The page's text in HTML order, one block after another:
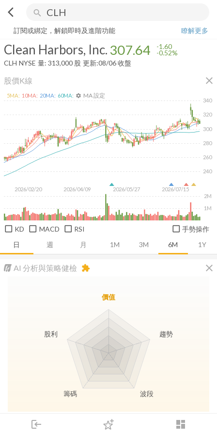
arrow_back_ios search
login dashboard
下單
Clean Harbors, Inc. 307.64
訂閱或綁定，解鎖即時及進階功能
瞭解更多
Clean Harbors, Inc. 307.64 -1.60
-0.52%
CLH NYSE 量: 313,000 股 更新:08/06 收盤
股價K線 close
日 週 月 1M 3M 6M 1Y
2026/02/20 2026/04/09 2026/05/27 2026/07/15
240
260
280
300
320
340
1M
2M
5MA: 10MA: 20MA: 60MA: settings MA 設定
KD MACD RSI 手勢操作
AI 分析與策略健檢 close
extension
長線價值 存股收息
價值
趨勢
波段
籌碼
股利